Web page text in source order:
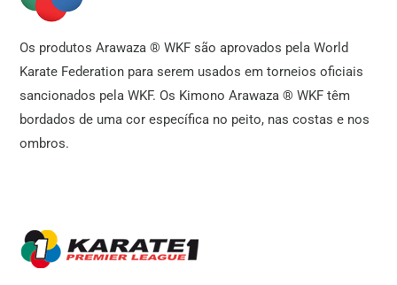
Os produtos Arawaza ® WKF são aprovados pela World
Karate Federation para serem usados em torneios oficiais
sancionados pela WKF. Os Kimono Arawaza ® WKF têm
bordados de uma cor específica no peito, nas costas e nos
ombros.